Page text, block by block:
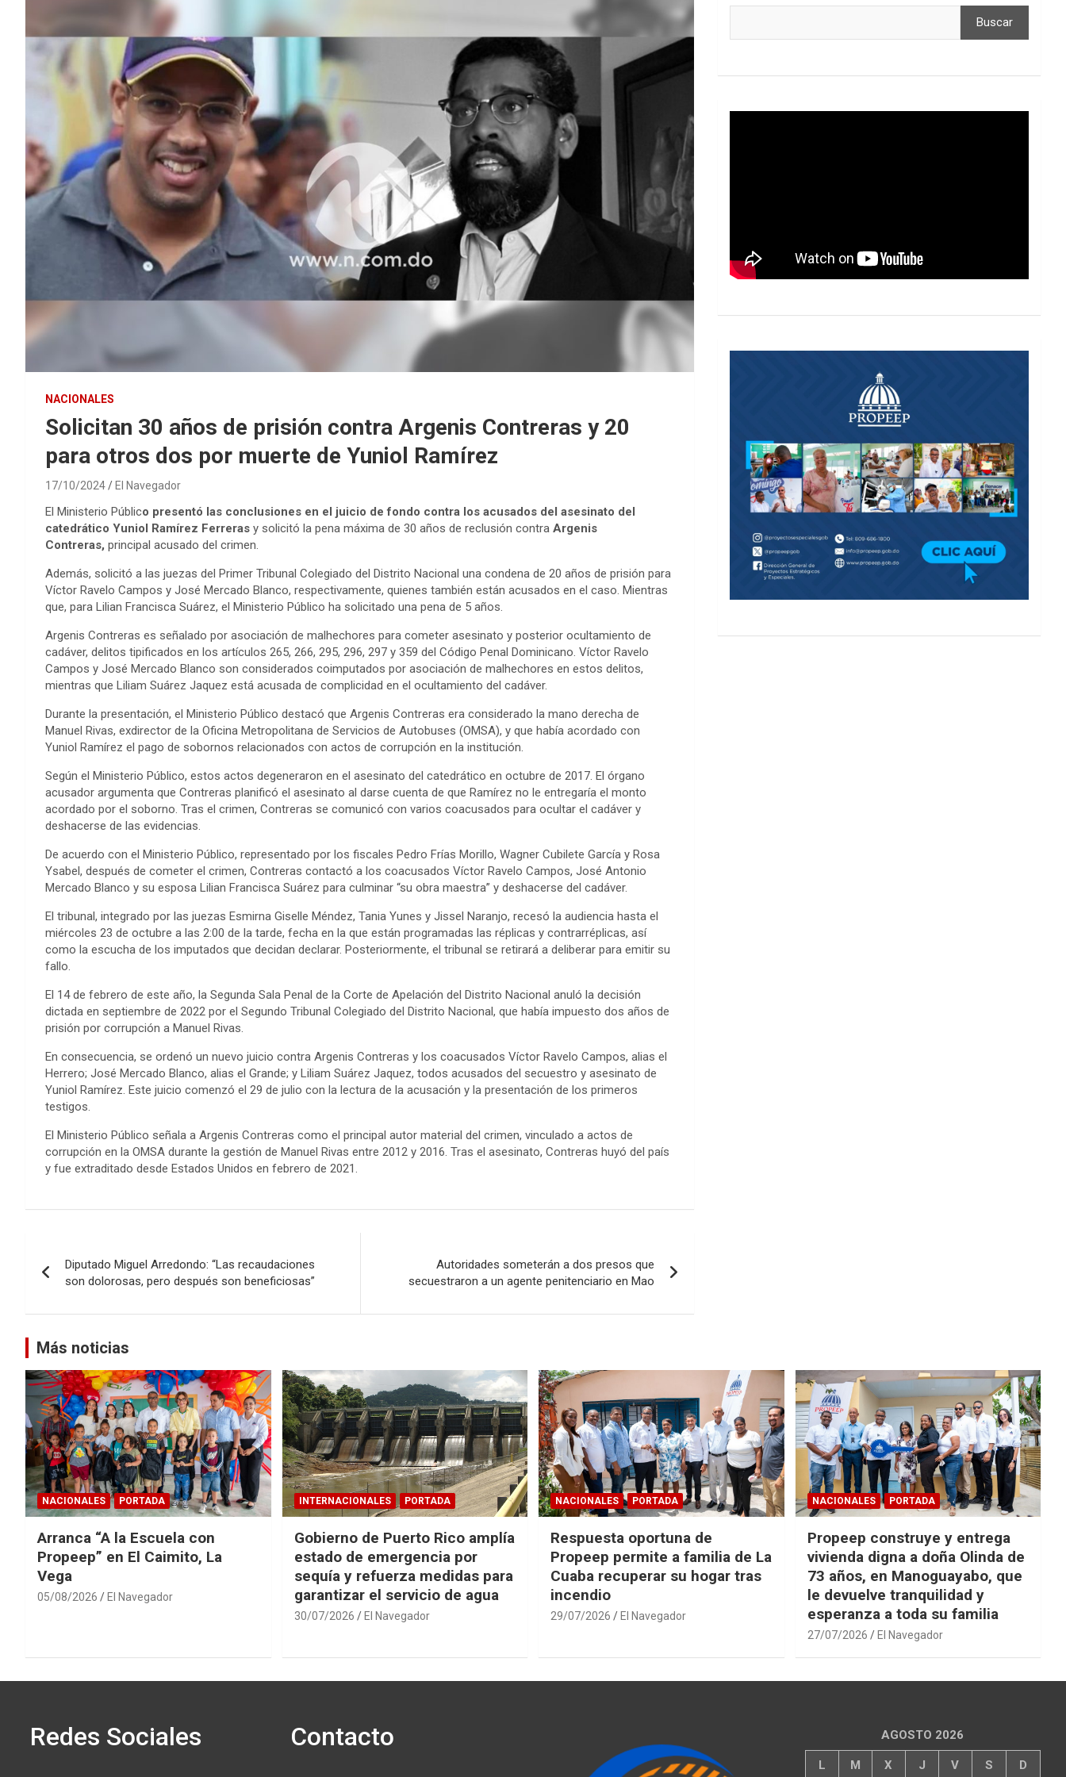
NACIONALES
Solicitan 30 años de prisión contra Argenis Contreras y 20
para otros dos por muerte de Yuniol Ramírez
17/10/2024 El Navegador
El Ministerio Público presentó las conclusiones en el juicio de fondo contra los acusados del asesinato del
catedrático Yuniol Ramírez Ferreras y solicitó la pena máxima de 30 años de reclusión contra Argenis
Contreras, principal acusado del crimen.
Además, solicitó a las juezas del Primer Tribunal Colegiado del Distrito Nacional una condena de 20 años de prisión para
Víctor Ravelo Campos y José Mercado Blanco, respectivamente, quienes también están acusados en el caso. Mientras
que, para Lilian Francisca Suárez, el Ministerio Público ha solicitado una pena de 5 años.
Argenis Contreras es señalado por asociación de malhechores para cometer asesinato y posterior ocultamiento de
cadáver, delitos tipificados en los artículos 265, 266, 295, 296, 297 y 359 del Código Penal Dominicano. Víctor Ravelo
Campos y José Mercado Blanco son considerados coimputados por asociación de malhechores en estos delitos,
mientras que Liliam Suárez Jaquez está acusada de complicidad en el ocultamiento del cadáver.
Durante la presentación, el Ministerio Público destacó que Argenis Contreras era considerado la mano derecha de
Manuel Rivas, exdirector de la Oficina Metropolitana de Servicios de Autobuses (OMSA), y que había acordado con
Yuniol Ramírez el pago de sobornos relacionados con actos de corrupción en la institución.
Según el Ministerio Público, estos actos degeneraron en el asesinato del catedrático en octubre de 2017. El órgano
acusador argumenta que Contreras planificó el asesinato al darse cuenta de que Ramírez no le entregaría el monto
acordado por el soborno. Tras el crimen, Contreras se comunicó con varios coacusados para ocultar el cadáver y
deshacerse de las evidencias.
De acuerdo con el Ministerio Público, representado por los fiscales Pedro Frías Morillo, Wagner Cubilete García y Rosa
Ysabel, después de cometer el crimen, Contreras contactó a los coacusados Víctor Ravelo Campos, José Antonio
Mercado Blanco y su esposa Lilian Francisca Suárez para culminar “su obra maestra” y deshacerse del cadáver.
El tribunal, integrado por las juezas Esmirna Giselle Méndez, Tania Yunes y Jissel Naranjo, recesó la audiencia hasta el
miércoles 23 de octubre a las 2:00 de la tarde, fecha en la que están programadas las réplicas y contrarréplicas, así
como la escucha de los imputados que decidan declarar. Posteriormente, el tribunal se retirará a deliberar para emitir su
fallo.
El 14 de febrero de este año, la Segunda Sala Penal de la Corte de Apelación del Distrito Nacional anuló la decisión
dictada en septiembre de 2022 por el Segundo Tribunal Colegiado del Distrito Nacional, que había impuesto dos años de
prisión por corrupción a Manuel Rivas.
En consecuencia, se ordenó un nuevo juicio contra Argenis Contreras y los coacusados Víctor Ravelo Campos, alias el
Herrero; José Mercado Blanco, alias el Grande; y Liliam Suárez Jaquez, todos acusados del secuestro y asesinato de
Yuniol Ramírez. Este juicio comenzó el 29 de julio con la lectura de la acusación y la presentación de los primeros
testigos.
El Ministerio Público señala a Argenis Contreras como el principal autor material del crimen, vinculado a actos de
corrupción en la OMSA durante la gestión de Manuel Rivas entre 2012 y 2016. Tras el asesinato, Contreras huyó del país
y fue extraditado desde Estados Unidos en febrero de 2021.
de
entradas
Diputado Miguel Arredondo: “Las recaudaciones
son dolorosas, pero después son beneficiosas”
Autoridades someterán a dos presos que
secuestraron a un agente penitenciario en Mao
Buscar
Más noticias
NACIONALES PORTADA
Arranca “A la Escuela con
Propeep” en El Caimito, La
Vega
05/08/2026 El Navegador
INTERNACIONALES PORTADA
Gobierno de Puerto Rico amplía
estado de emergencia por
sequía y refuerza medidas para
garantizar el servicio de agua
30/07/2026 El Navegador
NACIONALES PORTADA
Respuesta oportuna de
Propeep permite a familia de La
Cuaba recuperar su hogar tras
incendio
29/07/2026 El Navegador
NACIONALES PORTADA
Propeep construye y entrega
vivienda digna a doña Olinda de
73 años, en Manoguayabo, que
le devuelve tranquilidad y
esperanza a toda su familia
27/07/2026 El Navegador
Redes Sociales Contacto AGOSTO 2026
L M X J V S D